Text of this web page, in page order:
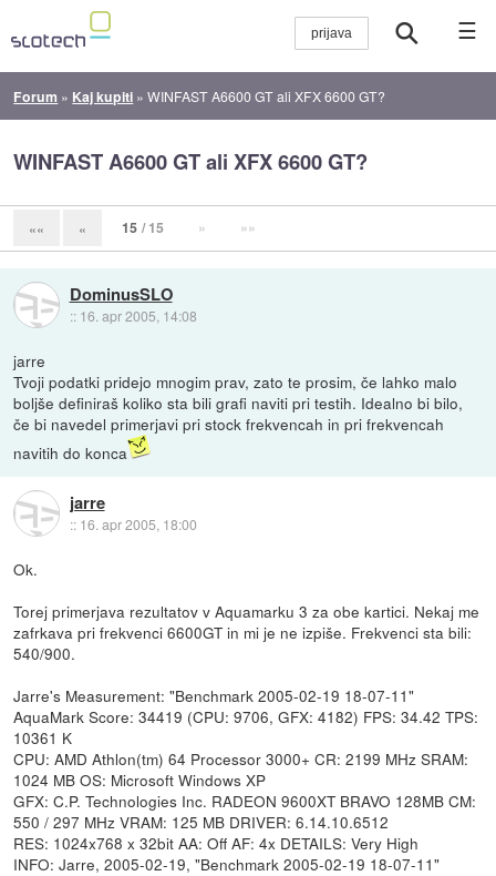
☰
Forum » Kaj kupiti »WINFAST A6600 GT ali XFX 6600 GT?
WINFAST A6600 GT ali XFX 6600 GT?
«« « 15 / 15 » »»
DominusSLO
:: 16. apr 2005, 14:08
jarre
Tvoji podatki pridejo mnogim prav, zato te prosim, če lahko malo
boljše definiraš koliko sta bili grafi naviti pri testih. Idealno bi bilo,
če bi navedel primerjavi pri stock frekvencah in pri frekvencah
navitih do konca
jarre
:: 16. apr 2005, 18:00
Ok.
Torej primerjava rezultatov v Aquamarku 3 za obe kartici. Nekaj me
zafrkava pri frekvenci 6600GT in mi je ne izpiše. Frekvenci sta bili:
540/900.
Jarre's Measurement: "Benchmark 2005-02-19 18-07-11"
AquaMark Score: 34419 (CPU: 9706, GFX: 4182) FPS: 34.42 TPS:
10361 K
CPU: AMD Athlon(tm) 64 Processor 3000+ CR: 2199 MHz SRAM:
1024 MB OS: Microsoft Windows XP
GFX: C.P. Technologies Inc. RADEON 9600XT BRAVO 128MB CM:
550 / 297 MHz VRAM: 125 MB DRIVER: 6.14.10.6512
RES: 1024x768 x 32bit AA: Off AF: 4x DETAILS: Very High
INFO: Jarre, 2005-02-19, "Benchmark 2005-02-19 18-07-11"